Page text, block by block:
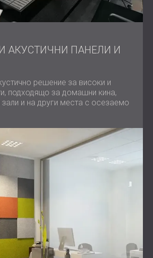
АКУСТИЧНИ ПАНЕЛИ И
решение за високи и
подходящо за домашни кина,
и на други места с осезаемо